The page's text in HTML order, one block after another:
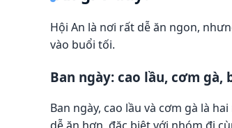
Hội An là nơi rất dễ ăn ngon,
vào buổi tối.
Ban ngày: cao lầu, cơm gà,
Ban ngày, cao lầu và cơm gà là